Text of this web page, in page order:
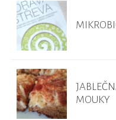
MOUKY